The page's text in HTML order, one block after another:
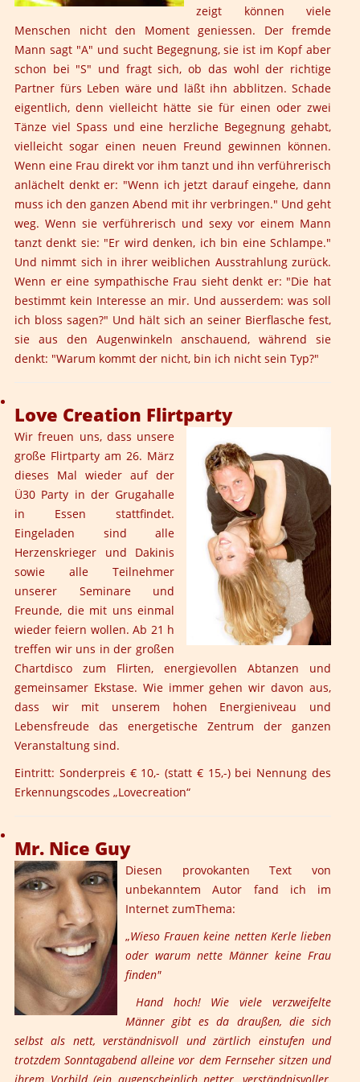
zeigt können viele
Menschen nicht den Moment geniessen. Der fremde
Mann sagt "A" und sucht Begegnung, sie ist im Kopf aber
schon bei "S" und fragt sich, ob das wohl der richtige
Partner fürs Leben wäre und läßt ihn abblitzen. Schade
eigentlich, denn vielleicht hätte sie für einen oder zwei
Tänze viel Spass und eine herzliche Begegnung gehabt,
vielleicht sogar einen neuen Freund gewinnen können.
Wenn eine Frau direkt vor ihm tanzt und ihn verführerisch
anlächelt denkt er: "Wenn ich jetzt darauf eingehe, dann
muss ich den ganzen Abend mit ihr verbringen." Und geht
weg. Wenn sie verführerisch und sexy vor einem Mann
tanzt denkt sie: "Er wird denken, ich bin eine Schlampe."
Und nimmt sich in ihrer weiblichen Ausstrahlung zurück.
Wenn er eine sympathische Frau sieht denkt er: "Die hat
bestimmt kein Interesse an mir. Und ausserdem: was soll
ich bloss sagen?" Und hält sich an seiner Bierflasche fest,
sie aus den Augenwinkeln anschauend, während sie
denkt: "Warum kommt der nicht, bin ich nicht sein Typ?"
Love Creation Flirtparty
Wir freuen uns, dass unsere
große Flirtparty am 26. März
dieses Mal wieder auf der
Ü30 Party in der Grugahalle
in Essen stattfindet.
Eingeladen sind alle
Herzenskrieger und Dakinis
sowie alle Teilnehmer
unserer Seminare und
Freunde, die mit uns einmal
wieder feiern wollen. Ab 21 h
treffen wir uns in der großen
Chartdisco zum Flirten, energievollen Abtanzen und
gemeinsamer Ekstase. Wie immer gehen wir davon aus,
dass wir mit unserem hohen Energieniveau und
Lebensfreude das energetische Zentrum der ganzen
Veranstaltung sind.
Eintritt: Sonderpreis € 10,- (statt € 15,-) bei Nennung des
Erkennungscodes „Lovecreation“
Mr. Nice Guy
Diesen provokanten Text von
unbekanntem Autor fand ich im
Internet zumThema:
„Wieso Frauen keine netten Kerle lieben
oder warum nette Männer keine Frau
finden"
Hand hoch! Wie viele verzweifelte
Männer gibt es da draußen, die sich
selbst als nett, verständnisvoll und zärtlich einstufen und
trotzdem Sonntagabend alleine vor dem Fernseher sitzen und